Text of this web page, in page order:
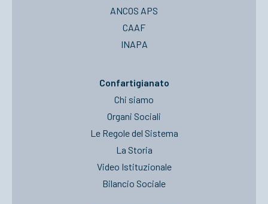
ANCOS APS
CAAF
INAPA
Confartigianato
Chi siamo
Organi Sociali
Le Regole del Sistema
La Storia
Video Istituzionale
Bilancio Sociale